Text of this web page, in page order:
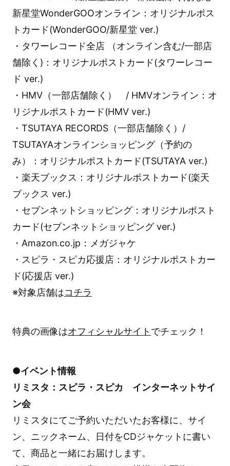
新星堂WonderGOOオンライン：オリジナルポス
トカード(WonderGOO/新星堂 ver.)
・タワーレコード全店 （オンライン含む/一部店
舗除く)：オリジナルポストカード(タワーレコー
ド ver.)
・HMV（一部店舗除く） / HMVオンライン：オ
リジナルポストカード(HMV ver.)
・TSUTAYA RECORDS（一部店舗除く）/
TSUTAYAオンラインショッピング（予約の
み）：オリジナルポストカード(TSUTAYA ver.)
・楽天ブックス：オリジナルポストカード(楽天
ブックス ver.)
・セブンネットショッピング：オリジナルポスト
カード(セブンネットショッピング ver.)
・Amazon.co.jp：メガジャケ
・スピラ・スピカ応援店：オリジナルポストカー
ド(応援店 ver.)
※対象店舗はコチラ
特典の画像はオフィシャルサイト でチェック！
●イベント情報
リミスタ：スピラ・スピカ インターネットサイ
ン会
リミスタにてご予約いただいたお客様に、サイ
ン、ニックネーム、日付をCDジャケットに書い
て、商品と一緒にお届けします。